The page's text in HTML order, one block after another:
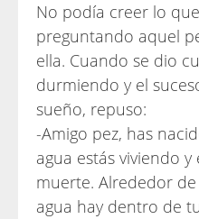
No podía creer lo
preguntando aquel
ella. Cuando se dio
durmiendo y el
sueño, repuso:
-Amigo pez, has
agua estás viviendo
muerte. Alrededor
agua hay dentro de